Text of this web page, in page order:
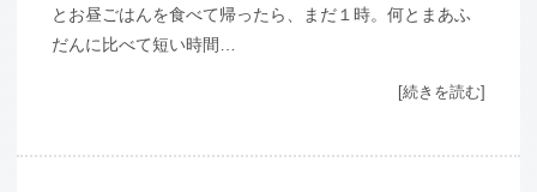
とお昼ごはんを食べて帰ったら、まだ１時。何とまあふ
だんに比べて短い時間…
[続きを読む]